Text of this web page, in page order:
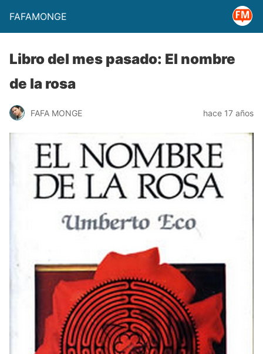
FAFAMONGE
Libro del mes pasado: El nombre
de la rosa
FAFA MONGE hace 17 años